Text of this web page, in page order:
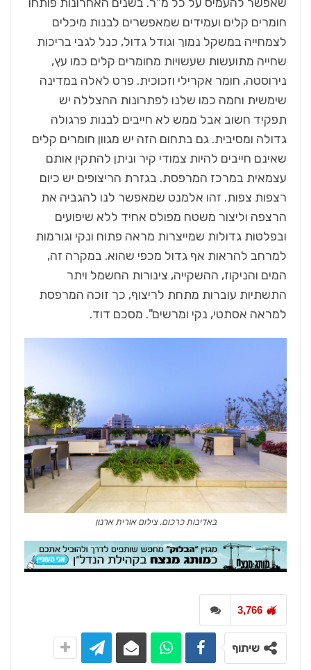
חומרים קלים ועמידים שמאפשרים לבנות מיכלים
לצמחייה במשקל נמוך וגודל גדול, כנל לגבי בריכות
שחייה מתועשות שעשויות מחומרים קלים כמו עץ,
נירוסטה, חומר אקרילי וזכוכית. פרט לאלה במדינה
שימשית וחמה כמו שלנו לפתרונות ההצללה יש
תפקיד חשוב אבל ממש לא חייבים לבנות פרגולה
גדולה ומסיבית. גם בתחום הזה יש מגוון חומרים קלים
שאינם חייבים להיות צמודי קיר וניתן להתקין אותם
עצמאית במרכז המרפסת. בגזרת הריצופים יש כיום
רצפות צפות. זהו אלמנט שמאפשר לנו להגביה את
הרצפה וליצור משטח מפולס אחיד ללא שיפועים
ובפלטות גדולות שמייצרות מראה פתוח ונקי וגורמות
למרחב להראות אף גדול מכפי שהוא. במקרה זה,
המים והניקוז, ההשקייה, צינורות החשמל ויתר
התשתיות עוברות מתחת לריצוף, כך זוכה המרפסת
למראה אסתטי, נקי ומרשים". מסכם דוד.
באדיבות כרכום, צילום אורית ארנון
3,766
שיתוף